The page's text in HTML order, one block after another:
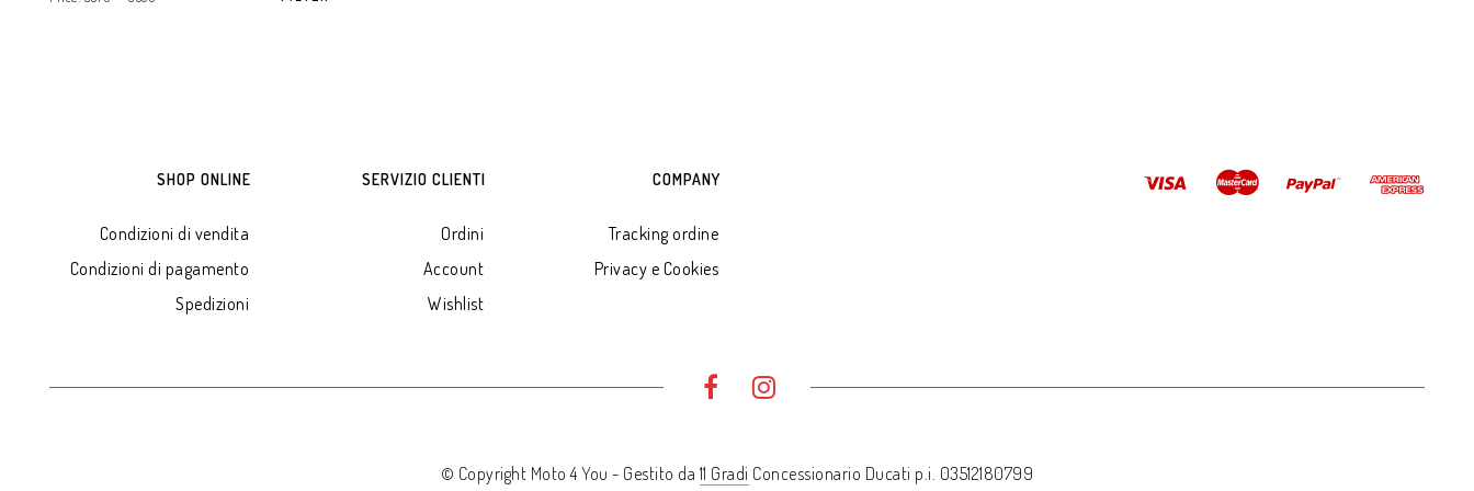
SHOP ONLINE
Condizioni di vendita
Condizioni di pagamento
Spedizioni
SERVIZIO CLIENTI
Ordini
Account
Wishlist
COMPANY
Tracking ordine
Privacy e Cookies
© Copyright Moto 4 You - Gestito da 11 Gradi Concessionario Ducati p.i. 03512180799